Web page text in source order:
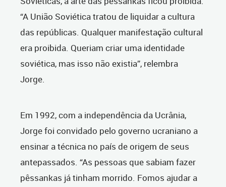
“A União Soviética tratou de liquidar a cultura
das repúblicas. Qualquer manifestação cultural
era proibida. Queriam criar uma identidade
soviética, mas isso não existia”, relembra
Jorge.
Em 1992, com a independência da Ucrânia,
Jorge foi convidado pelo governo ucraniano a
ensinar a técnica no país de origem de seus
antepassados. “As pessoas que sabiam fazer
pêssankas já tinham morrido. Fomos ajudar a